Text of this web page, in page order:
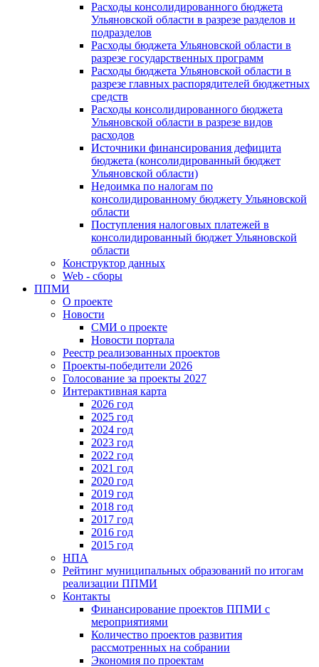
Расходы консолидированного бюджета
Ульяновской области в разрезе разделов и
подразделов
Расходы бюджета Ульяновской области в
разрезе государственных программ
Расходы бюджета Ульяновской области в
разрезе главных распорядителей бюджетных
средств
Расходы консолидированного бюджета
Ульяновской области в разрезе видов
расходов
Источники финансирования дефицита
бюджета (консолидированный бюджет
Ульяновской области)
Недоимка по налогам по
консолидированному бюджету Ульяновской
области
Поступления налоговых платежей в
консолидированный бюджет Ульяновской
области
Конструктор данных
Web - сборы
ППМИ
О проекте
Новости
СМИ о проекте
Новости портала
Реестр реализованных проектов
Проекты-победители 2026
Голосование за проекты 2027
Интерактивная карта
2026 год
2025 год
2024 год
2023 год
2022 год
2021 год
2020 год
2019 год
2018 год
2017 год
2016 год
2015 год
НПА
Рейтинг муниципальных образований по итогам
реализации ППМИ
Контакты
Финансирование проектов ППМИ с
мероприятиями
Количество проектов развития
рассмотренных на собрании
Экономия по проектам